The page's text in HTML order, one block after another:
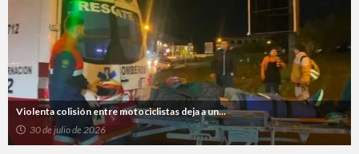
Violenta colisión entre motociclistas deja a un...
30 de julio de 2026